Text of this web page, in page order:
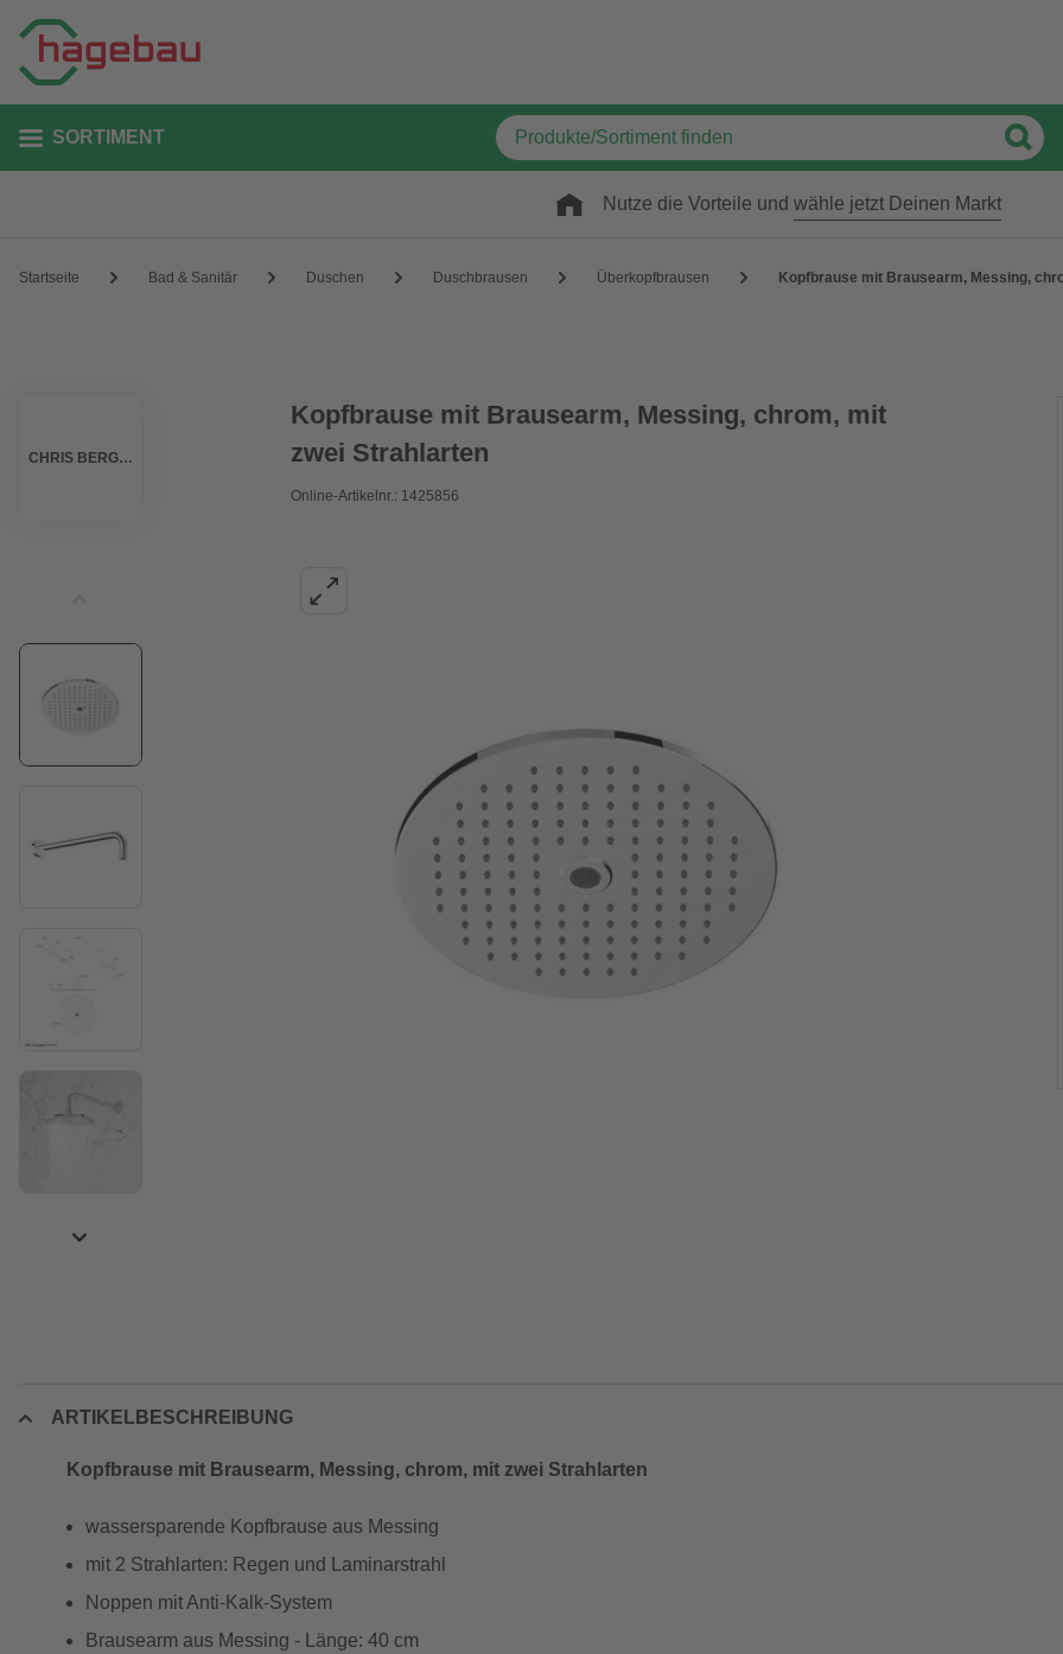
SORTIMENT
Nutze die Vorteile und wähle jetzt Deinen Markt
Startseite Bad & Sanitär Duschen Duschbrausen Überkopfbrausen Kopfbrause mit Brausearm, Messing,
CHRIS BERGEN
Kopfbrause mit Brausearm, Messing, chrom, mit
zwei Strahlarten
Online-Artikelnr.: 1425856
ARTIKELBESCHREIBUNG
Kopfbrause mit Brausearm, Messing, chrom, mit zwei Strahlarten
wassersparende Kopfbrause aus Messing
mit 2 Strahlarten: Regen und Laminarstrahl
Noppen mit Anti-Kalk-System
Brausearm aus Messing - Länge: 40 cm